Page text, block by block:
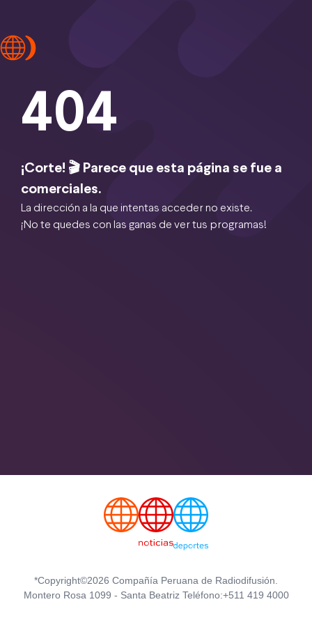
404
¡Corte! 🎬 Parece que esta página se fue a
comerciales.
La dirección a la que intentas acceder no existe.
¡No te quedes con las ganas de ver tus programas!
*Copyright©2026 Compañía Peruana de Radiodifusión.
Montero Rosa 1099 - Santa Beatriz Teléfono:+511 419 4000